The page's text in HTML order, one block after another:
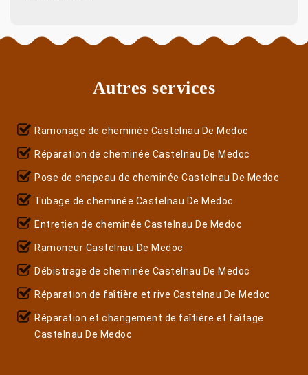
Autres services
Ramonage de cheminée Castelnau De Medoc
Réparation de cheminée Castelnau De Medoc
Pose de chapeau de cheminée Castelnau De Medoc
Tubage de cheminée Castelnau De Medoc
Entretien de cheminée Castelnau De Medoc
Ramoneur Castelnau De Medoc
Débistrage de cheminée Castelnau De Medoc
Réparation de faîtière et rive Castelnau De Medoc
Réparation et changement de faîtière et faîtage
Castelnau De Medoc